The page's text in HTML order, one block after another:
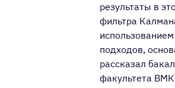
результаты в
фильтра
подходов,
рассказал
факультета